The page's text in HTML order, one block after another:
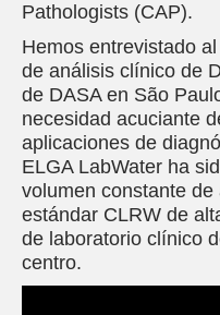
Pathologists (CAP).
Hemos entrevistado
de análisis clínico de
de DASA en São
necesidad acuciante
aplicaciones de
ELGA LabWater ha
volumen constante de
estándar CLRW de
de laboratorio clínico
centro.